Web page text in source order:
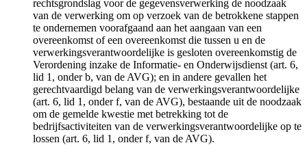
rechtsgrondslag voor de gegevensverwerking de noodzaak
van de verwerking om op verzoek van de betrokkene stappen
te ondernemen voorafgaand aan het aangaan van een
overeenkomst of een overeenkomst die tussen u en de
verwerkingsverantwoordelijke is gesloten overeenkomstig de
Verordening inzake de Informatie- en Onderwijsdienst (art. 6,
lid 1, onder b, van de AVG); en in andere gevallen het
gerechtvaardigd belang van de verwerkingsverantwoordelijke
(art. 6, lid 1, onder f, van de AVG), bestaande uit de noodzaak
om de gemelde kwestie met betrekking tot de
bedrijfsactiviteiten van de verwerkingsverantwoordelijke op te
lossen (art. 6, lid 1, onder f, van de AVG).